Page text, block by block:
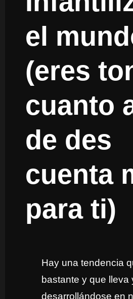
el
(eres
cuanto
de des
cuenta
para ti)
Hay una tendencia
bastante y que lleva
desarrollándose en